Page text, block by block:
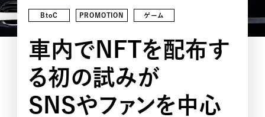
BtoC PROMOTION ゲーム
車内でNFTを配布す
る初の試みが
SNSやファンを中心